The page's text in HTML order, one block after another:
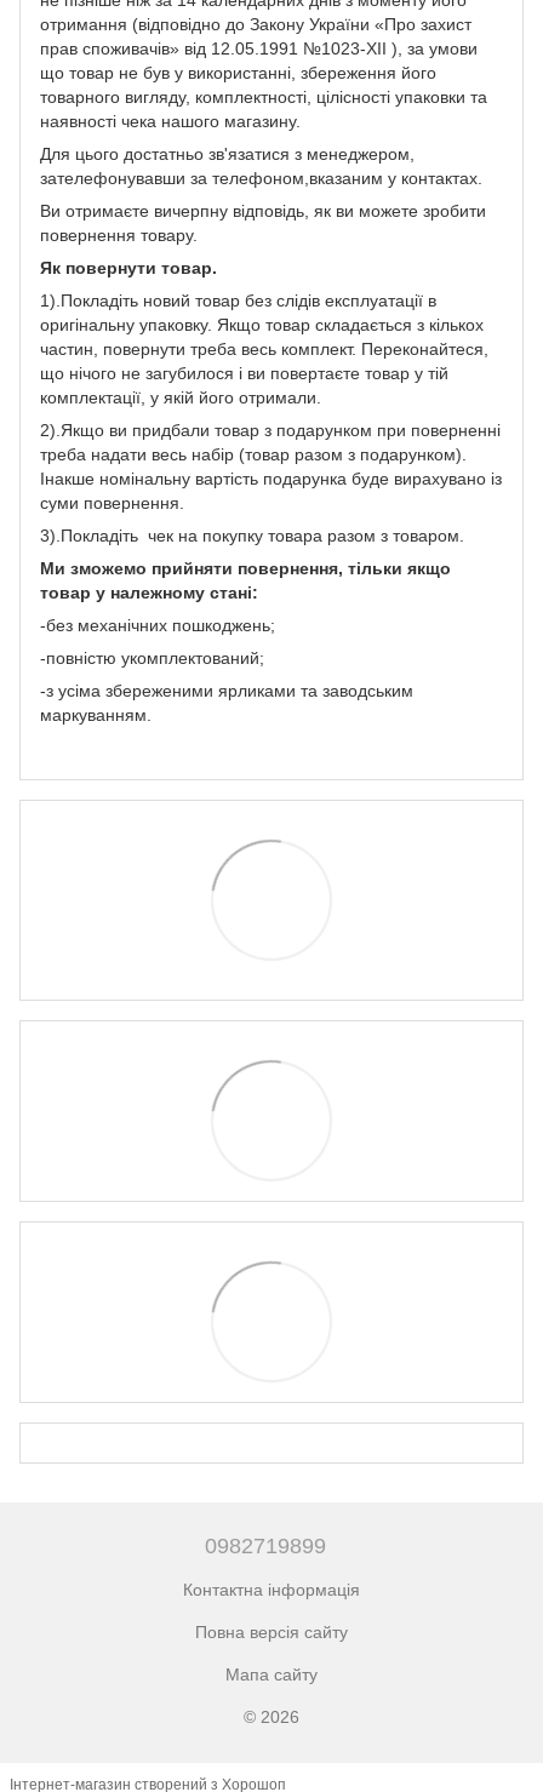
отримання (відповідно до Закону України «Про захист
прав споживачів» від 12.05.1991 №1023-XII ), за умови
що товар не був у використанні, збереження його
товарного вигляду, комплектності, цілісності упаковки та
наявності чека нашого магазину.
Для цього достатньо зв'язатися з менеджером,
зателефонувавши за телефоном,вказаним у контактах.
Ви отримаєте вичерпну відповідь, як ви можете зробити
повернення товару.
Як повернути товар.
1).Покладіть новий товар без слідів експлуатації в
оригінальну упаковку. Якщо товар складається з кількох
частин, повернути треба весь комплект. Переконайтеся,
що нічого не загубилося і ви повертаєте товар у тій
комплектації, у якій його отримали.
2).Якщо ви придбали товар з подарунком при поверненні
треба надати весь набір (товар разом з подарунком).
Інакше номінальну вартість подарунка буде вирахувано із
суми повернення.
3).Покладіть чек на покупку товара разом з товаром.
Ми зможемо прийняти повернення, тільки якщо
товар у належному стані:
-без механічних пошкоджень;
-повністю укомплектований;
-з усіма збереженими ярликами та заводським
маркуванням.
0982719899
Контактна інформація
Повна версія сайту
Мапа сайту
© 2026
Інтернет-магазин створений з Хорошоп